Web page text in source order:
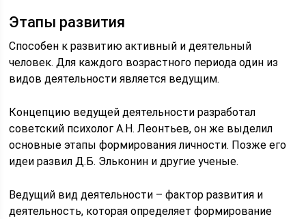
Этапы развития
Способен к развитию активный и деятельный
человек. Для каждого возрастного периода один из
видов деятельности является ведущим.
Концепцию ведущей деятельности разработал
советский психолог А.Н. Леонтьев, он же выделил
основные этапы формирования личности. Позже его
идеи развил Д.Б. Эльконин и другие ученые.
Ведущий вид деятельности – фактор развития и
деятельность, которая определяет формирование